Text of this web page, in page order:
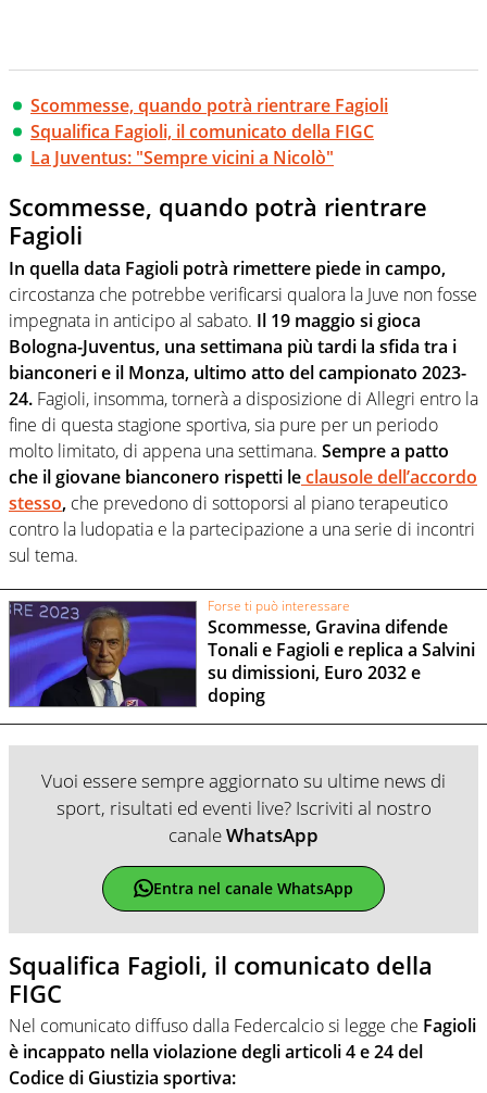
Scommesse, quando potrà rientrare Fagioli
Squalifica Fagioli, il comunicato della FIGC
La Juventus: "Sempre vicini a Nicolò"
Scommesse, quando potrà rientrare
Fagioli
In quella data Fagioli potrà rimettere piede in campo,
circostanza che potrebbe verificarsi qualora la Juve non fosse
impegnata in anticipo al sabato. Il 19 maggio si gioca
Bologna-Juventus, una settimana più tardi la sfida tra i
bianconeri e il Monza, ultimo atto del campionato 2023-
24. Fagioli, insomma, tornerà a disposizione di Allegri entro la
fine di questa stagione sportiva, sia pure per un periodo
molto limitato, di appena una settimana. Sempre a patto
che il giovane bianconero rispetti leclausole dell’accordo
stesso, che prevedono di sottoporsi al piano terapeutico
contro la ludopatia e la partecipazione a una serie di incontri
sul tema.
Forse ti può interessare
Scommesse, Gravina difende
Tonali e Fagioli e replica a Salvini
su dimissioni, Euro 2032 e
doping
Vuoi essere sempre aggiornato su ultime news di
sport, risultati ed eventi live? Iscriviti al nostro
canaleWhatsApp
Entra nel canale WhatsApp
Squalifica Fagioli, il comunicato della
FIGC
Nel comunicato diffuso dalla Federcalcio si legge che Fagioli
è incappato nella violazione degli articoli 4 e 24 del
Codice di Giustizia sportiva: